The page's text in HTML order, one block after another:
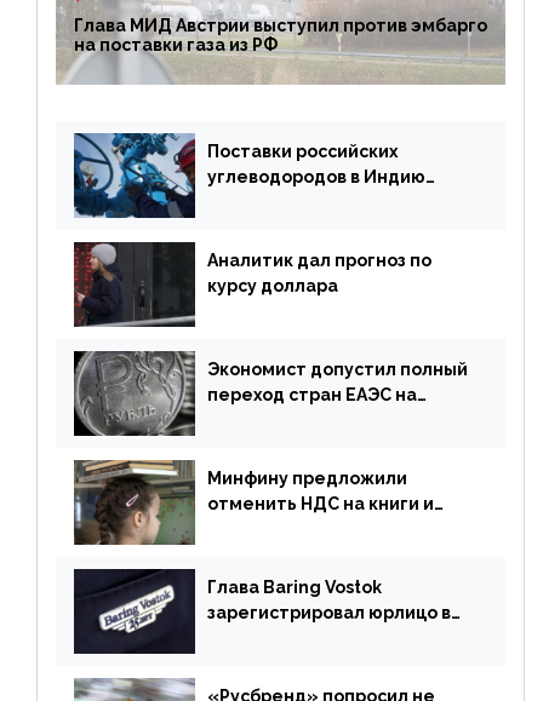
Глава МИД Австрии выступил против эмбарго
на поставки газа из РФ
Поставки российских
углеводородов в Индию
Аналитик дал прогноз по
курсу доллара
Экономист допустил полный
переход стран ЕАЭС на
Минфину предложили
отменить НДС на книги и
Глава Baring Vostok
зарегистрировал юрлицо в
«Русбренд» попросил не